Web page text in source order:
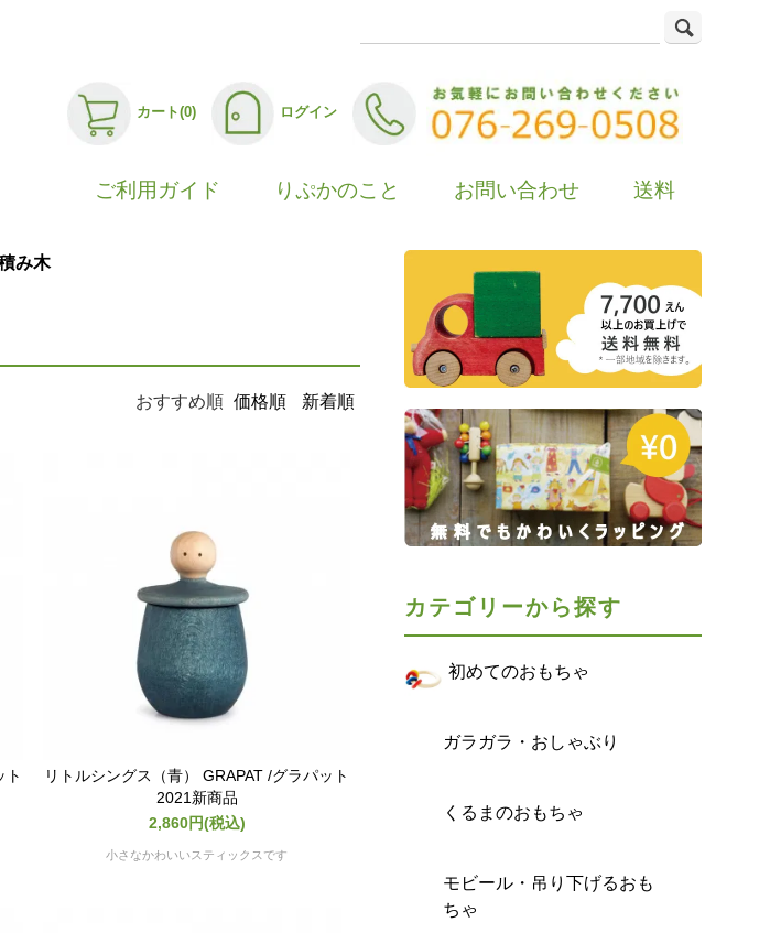
カート(0) ログイン
ご利用ガイド りぷかのこと お問い合わせ 送料
み木
おすすめ順 価格順 新着順
ト
リトルシングス（青） GRAPAT /グラパット
2021新商品
2,860円(税込)
小さなかわいいスティックスです
カテゴリーから探す
初めてのおもちゃ
ガラガラ・おしゃぶり
くるまのおもちゃ
モビール・吊り下げるおも
ちゃ